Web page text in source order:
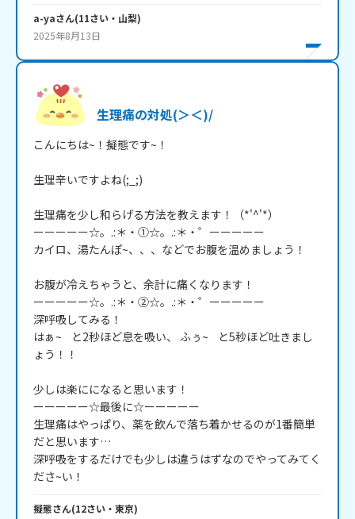
a-yaさん(11さい・ 山梨)
2025年8月13日
生理痛の対処(＞＜)/
こんにちは~！擬態です~！
生理辛いですよね(;_;)
生理痛を少し和らげる方法を教えます！（*'^'*）
ーーーーー☆。.:＊・①☆。.:＊・゜ーーーーー
カイロ、湯たんぽ~、、、などでお腹を温めましょう！
お腹が冷えちゃうと、余計に痛くなります！
ーーーーー☆。.:＊・②☆。.:＊・゜ーーーーー
深呼吸してみる！
はぁ~    と2秒ほど息を吸い、 ふぅ~    と5秒ほど吐きまし
ょう！！
少しは楽にになると思います！
ーーーーー☆最後に☆ーーーーー
生理痛はやっぱり、薬を飲んで落ち着かせるのが1番簡単
だと思います…
深呼吸をするだけでも少しは違うはずなのでやってみてく
ださ~い！
擬態さん(12さい・ 東京)